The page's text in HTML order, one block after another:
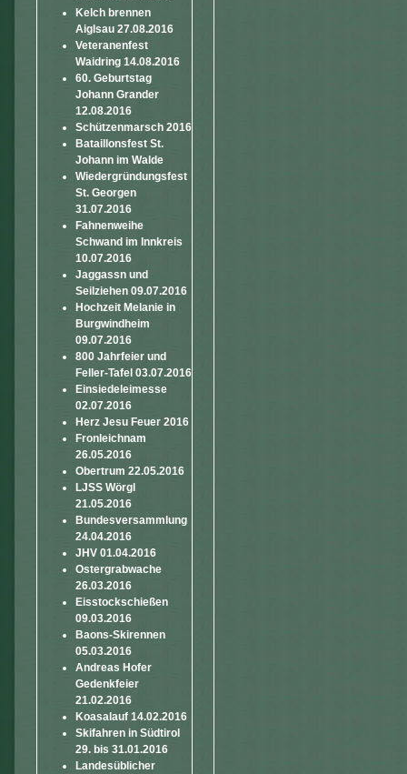
Kelch brennen
Aiglsau 27.08.2016
Veteranenfest
Waidring 14.08.2016
60. Geburtstag
Johann Grander
12.08.2016
Schützenmarsch 2016
Bataillonsfest St.
Johann im Walde
Wiedergründungsfest
St. Georgen
31.07.2016
Fahnenweihe
Schwand im Innkreis
10.07.2016
Jaggassn und
Seilziehen 09.07.2016
Hochzeit Melanie in
Burgwindheim
09.07.2016
800 Jahrfeier und
Feller-Tafel 03.07.2016
Einsiedeleimesse
02.07.2016
Herz Jesu Feuer 2016
Fronleichnam
26.05.2016
Obertrum 22.05.2016
LJSS Wörgl
21.05.2016
Bundesversammlung
24.04.2016
JHV 01.04.2016
Ostergrabwache
26.03.2016
Eisstockschießen
09.03.2016
Baons-Skirennen
05.03.2016
Andreas Hofer
Gedenkfeier
21.02.2016
Koasalauf 14.02.2016
Skifahren in Südtirol
29. bis 31.01.2016
Landesüblicher